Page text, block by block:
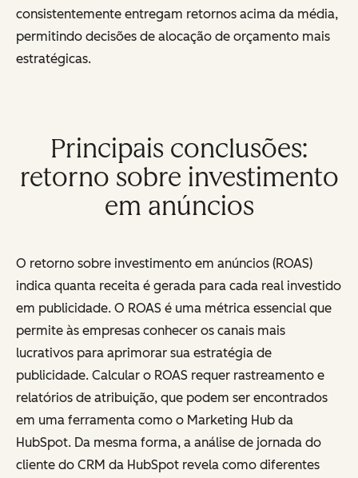
consistentemente entregam retornos acima da média,
permitindo decisões de alocação de orçamento mais
estratégicas.
Principais conclusões:
retorno sobre investimento
em anúncios
O retorno sobre investimento em anúncios (ROAS)
indica quanta receita é gerada para cada real investido
em publicidade. O ROAS é uma métrica essencial que
permite às empresas conhecer os canais mais
lucrativos para aprimorar sua estratégia de
publicidade. Calcular o ROAS requer rastreamento e
relatórios de atribuição, que podem ser encontrados
em uma ferramenta como o Marketing Hub da
HubSpot. Da mesma forma, a análise de jornada do
cliente do CRM da HubSpot revela como diferentes